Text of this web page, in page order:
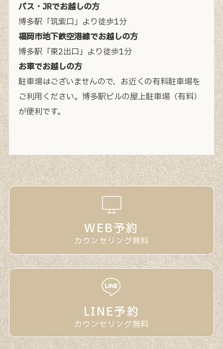
バス・JRでお越しの方
博多駅「筑紫口」より徒歩1分
福岡市地下鉄空港線でお越しの方
博多駅「東2出口」より徒歩1分
お車でお越しの方
駐車場はございませんので、お近くの有料駐車場を
ご利用ください。 博多駅ビルの屋上駐車場（有料）
が便利です。
WEB予約
カウンセリング無料
LINE予約
カウンセリング無料